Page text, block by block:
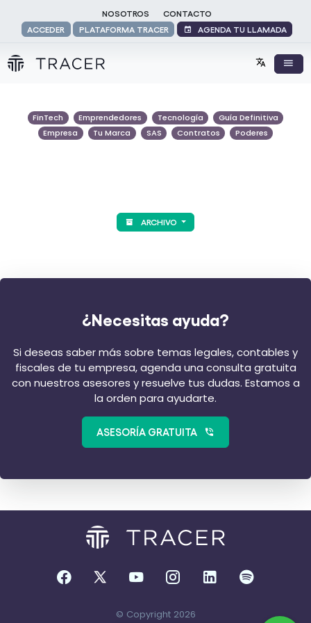
NOSOTROS
CONTACTO
ACCEDER
PLATAFORMA TRACER AGENDA TU LLAMADA
FinTech Emprendedores Tecnología
Guía Definitiva
Empresa
Tu Marca SAS Contratos Poderes
ARCHIVO
¿Necesitas ayuda?
Si deseas saber más sobre temas legales, contables y
fiscales de tu empresa, agenda una consulta gratuita
con nuestros asesores y resuelve tus dudas. Estamos a
la orden para ayudarte.
ASESORÍA GRATUITA
© Copyright 2026